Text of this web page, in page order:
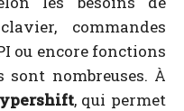
commandes
ou encore fonctions
nombreuses. À
, qui permet